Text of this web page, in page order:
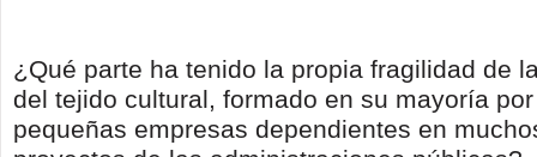
¿Qué parte ha tenido la propia fragilidad de
del tejido cultural, formado en su mayoría
pequeñas empresas dependientes en